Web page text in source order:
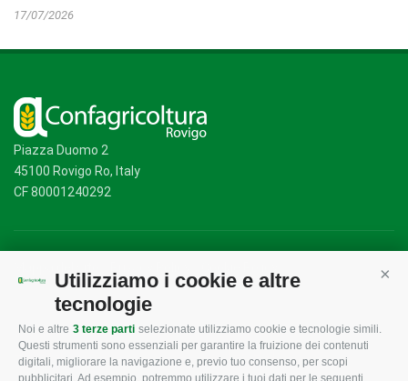
Utilizziamo i cookie e altre
tecnologie
Noi e altre 3 terze parti selezionate utilizziamo cookie e tecnologie simili.
Questi strumenti sono essenziali per garantire la fruizione dei contenuti
digitali, migliorare la navigazione e, previo tuo consenso, per scopi
pubblicitari. Ad esempio, potremmo utilizzare i tuoi dati per le seguenti
17/07/2026
Piazza Duomo 2
45100 Rovigo Ro, Italy
CF 80001240292
CONFAGRICOLTURA
ROVIGO
CONFAGRICOLTURA
INFORMA